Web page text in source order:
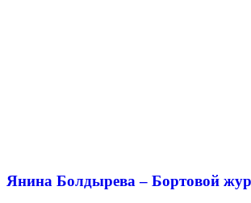
Янина Болдырева – Бортовой